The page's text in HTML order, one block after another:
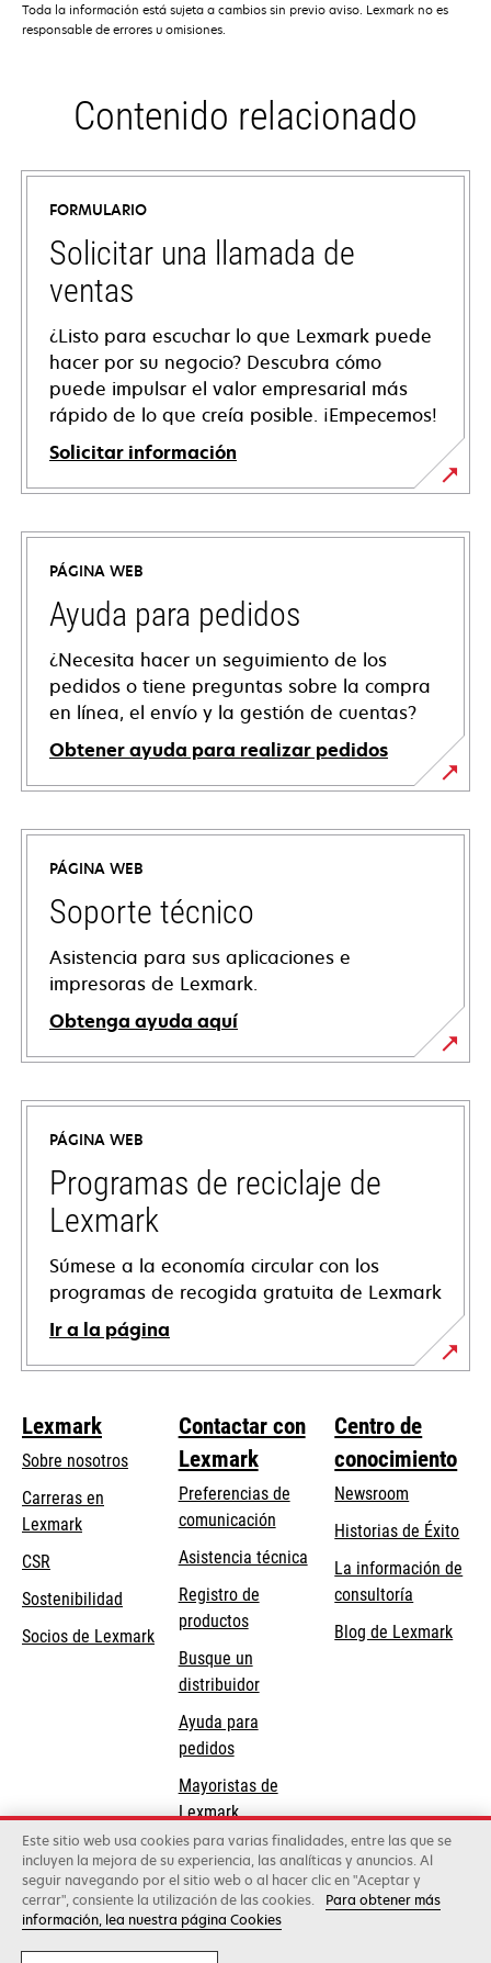
Toda la información está sujeta a cambios sin previo aviso. Lexmark no es
responsable de errores u omisiones.
Contenido relacionado
FORMULARIO
Solicitar una llamada de
ventas
¿Listo para escuchar lo que Lexmark puede
hacer por su negocio? Descubra cómo
puede impulsar el valor empresarial más
rápido de lo que creía posible. ¡Empecemos!
Solicitar información
PÁGINA WEB
Ayuda para pedidos
¿Necesita hacer un seguimiento de los
pedidos o tiene preguntas sobre la compra
en línea, el envío y la gestión de cuentas?
Obtener ayuda para realizar pedidos
PÁGINA WEB
Soporte técnico
Asistencia para sus aplicaciones e
impresoras de Lexmark.
Obtenga ayuda aquí
se
abre
una
pestaña
nueva
PÁGINA WEB
Programas de reciclaje de
Lexmark
Súmese a la economía circular con los
programas de recogida gratuita de Lexmark
Ir a la página
Lexmark
Sobre nosotros
Carreras en
Lexmark
CSR
Sostenibilidad
Socios de Lexmark
Contactar con
Lexmark
Preferencias de
comunicación
se
abre
en
una
pestaña
nueva
Asistencia técnicase
abre
Registro de
productos
Busque un
distribuidor
Ayuda para
pedidos
Mayoristas de
Lexmark
Centro de
conocimiento
Newsroom
Historias de Éxito
La información de
consultoría
Blog de Lexmark
Lexmark International, Inc., una compañía de Xerox
©2026 Todos los derechos reservados.
Legal Política de privacidad
Términos y
Este sitio web usa cookies para varias finalidades, entre las que se
incluyen la mejora de su experiencia, las analíticas y anuncios. Al
seguir navegando por el sitio web o al hacer clic en "Aceptar y
cerrar", consiente la utilización de las cookies.
Para obtener más
información, lea nuestra página Cookies